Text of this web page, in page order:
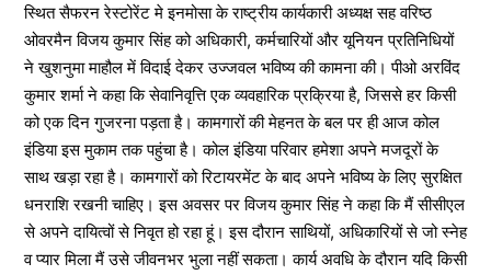
स्थित सैफरन रेस्टोरेंट मे इनमोसा के राष्ट्रीय कार्यकारी अध्यक्ष सह वरिष्ठ
ओवरमैन विजय कुमार सिंह को अधिकारी, कर्मचारियों और यूनियन प्रतिनिधियों
ने खुशनुमा माहौल में विदाई देकर उज्जवल भविष्य की कामना की। पीओ अरविंद
कुमार शर्मा ने कहा कि सेवानिवृत्ति एक व्यवहारिक प्रक्रिया है, जिससे हर किसी
को एक दिन गुजरना पड़ता है। कामगारों की मेहनत के बल पर ही आज कोल
इंडिया इस मुकाम तक पहुंचा है। कोल इंडिया परिवार हमेशा अपने मजदूरों के
साथ खड़ा रहा है। कामगारों को रिटायरमेंट के बाद अपने भविष्य के लिए सुरक्षित
धनराशि रखनी चाहिए। इस अवसर पर विजय कुमार सिंह ने कहा कि मैं सीसीएल
से अपने दायित्वों से निवृत हो रहा हूं। इस दौरान साथियों, अधिकारियों से जो स्नेह
व प्यार मिला मैं उसे जीवनभर भुला नहीं सकता। कार्य अवधि के दौरान यदि किसी